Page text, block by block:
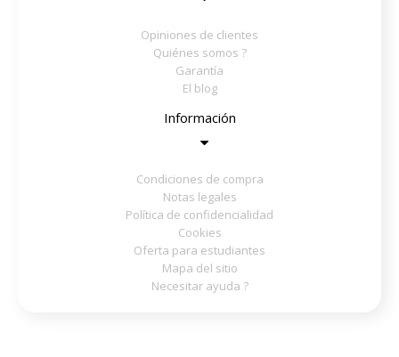
Opiniones de clientes
Quiénes somos ?
Garantía
El blog
Información
Condiciones de compra
Notas legales
Política de confidencialidad
Cookies
Oferta para estudiantes
Mapa del sitio
Necesitar ayuda ?